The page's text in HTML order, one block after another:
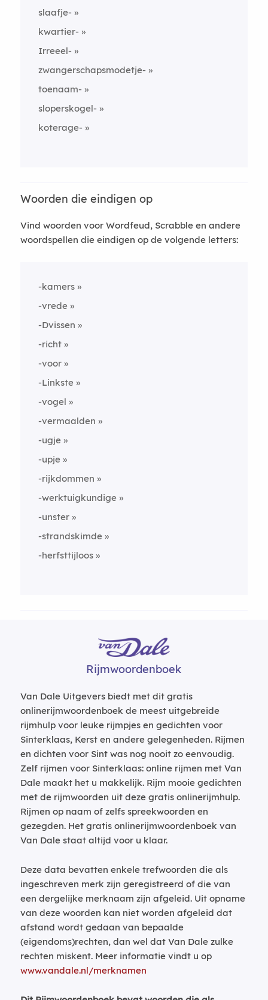
slaafje-
kwartier-
Irreeel-
zwangerschapsmodetje-
toenaam-
sloperskogel-
koterage-
Woorden die eindigen op
Vind woorden voor Wordfeud, Scrabble en andere
woordspellen die eindigen op de volgende letters:
-kamers
-vrede
-Dvissen
-richt
-voor
-Linkste
-vogel
-vermaalden
-ugje
-upje
-rijkdommen
-werktuigkundige
-unster
-strandskimde
-herfsttijloos
Rijmwoordenboek
Van Dale Uitgevers biedt met dit gratis
onlinerijmwoordenboek de meest uitgebreide
rijmhulp voor leuke rijmpjes en gedichten voor
Sinterklaas, Kerst en andere gelegenheden. Rijmen
en dichten voor Sint was nog nooit zo eenvoudig.
Zelf rijmen voor Sinterklaas: online rijmen met Van
Dale maakt het u makkelijk. Rijm mooie gedichten
met de rijmwoorden uit deze gratis onlinerijmhulp.
Rijmen op naam of zelfs spreekwoorden en
gezegden. Het gratis onlinerijmwoordenboek van
Van Dale staat altijd voor u klaar.
Deze data bevatten enkele trefwoorden die als
ingeschreven merk zijn geregistreerd of die van
een dergelijke merknaam zijn afgeleid. Uit opname
van deze woorden kan niet worden afgeleid dat
afstand wordt gedaan van bepaalde
(eigendoms)rechten, dan wel dat Van Dale zulke
rechten miskent. Meer informatie vindt u op
www.vandale.nl/merknamen